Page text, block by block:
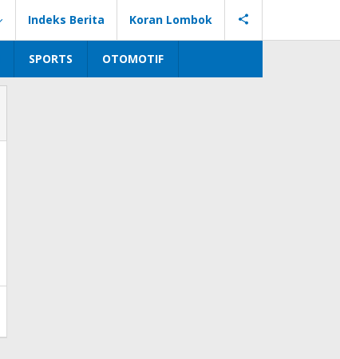
Indeks Berita Koran Lombok
SPORTS OTOMOTIF